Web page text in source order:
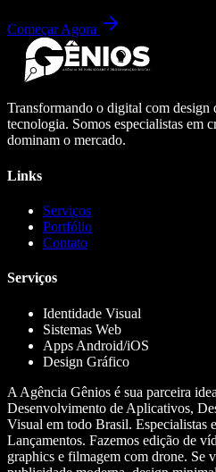
Começar Agora
Transformando o digital com design
tecnologia. Somos especialistas em
dominam o mercado.
Links
Serviços
Portfólio
Contato
Serviços
Identidade Visual
Sistemas Web
Apps Android/iOS
Design Gráfico
A Agência Gênios é sua parceira
Desenvolvimento de Aplicativos,
Visual em todo Brasil.
Lançamentos. Fazemos edição de
graphics e filmagem com drone. Se